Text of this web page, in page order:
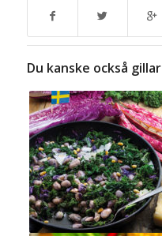
Du kanske också gillar